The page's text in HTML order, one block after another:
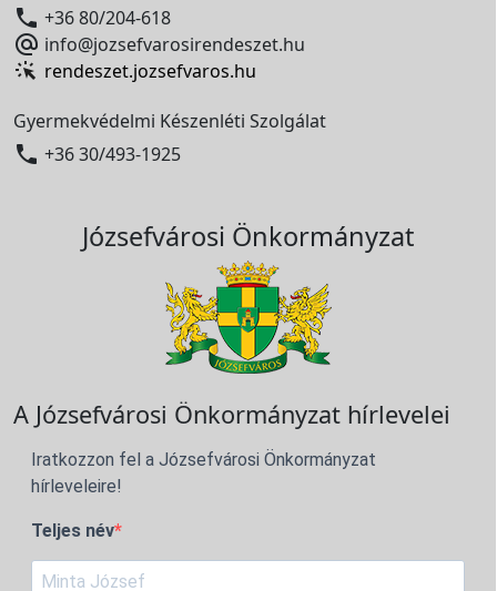
 +36 80/204-618
 info@jozsefvarosirendeszet.hu
rendeszet.jozsefvaros.hu
Gyermekvédelmi Készenléti Szolgálat
 +36 30/493-1925
Józsefvárosi Önkormányzat
A Józsefvárosi Önkormányzat hírlevelei
Iratkozzon fel a Józsefvárosi Önkormányzat
hírleveleire!
Teljes név